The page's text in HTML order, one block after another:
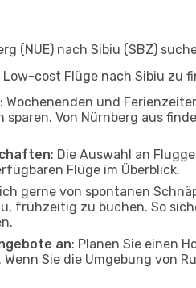
(NUE) nach Sibiu (SBZ)
cost Flüge nach Sibiu zu
: Wochenenden und
Von Nürnberg aus
: Die Auswahl an
Flüge im Überblick.
gerne von spontanen
frühzeitig zu buchen. So
an: Planen Sie einen
Wenn Sie die Umgebung von